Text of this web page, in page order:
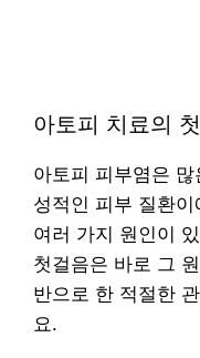
아토피 치료의
아토피 피부염은
성적인 피부 질환
여러 가지 원인이
첫걸음은 바로 그
반으로 한 적절한
요.